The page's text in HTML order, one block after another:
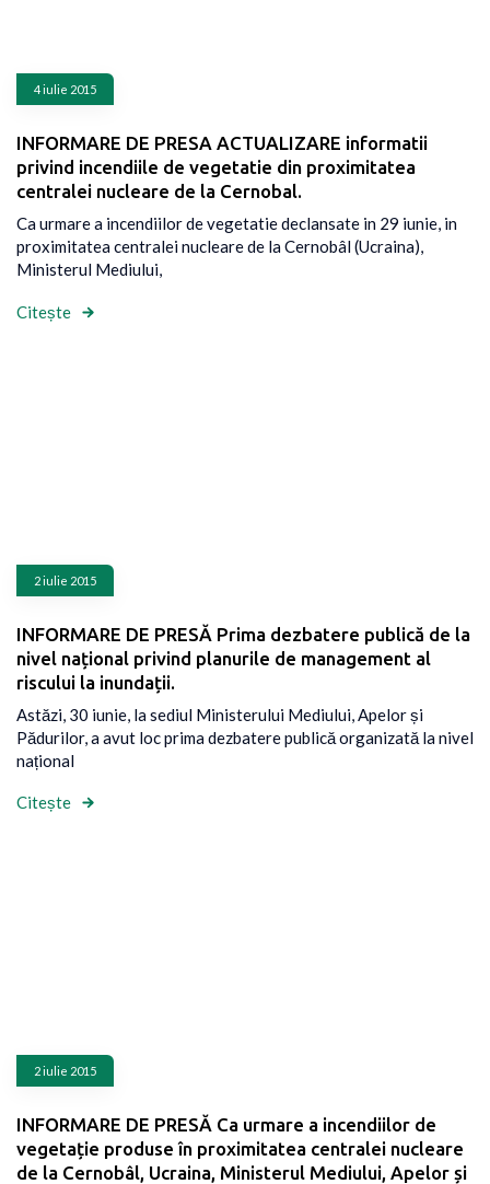
4 iulie 2015
INFORMARE DE PRESA ACTUALIZARE informatii
privind incendiile de vegetatie din proximitatea
centralei nucleare de la Cernobal.
Ca urmare a incendiilor de vegetatie declansate in 29 iunie, in
proximitatea centralei nucleare de la Cernobâl (Ucraina),
Ministerul Mediului,
Citește
2 iulie 2015
INFORMARE DE PRESĂ Prima dezbatere publică de la
nivel național privind planurile de management al
riscului la inundații.
Astăzi, 30 iunie, la sediul Ministerului Mediului, Apelor și
Pădurilor, a avut loc prima dezbatere publică organizată la nivel
național
Citește
2 iulie 2015
INFORMARE DE PRESĂ Ca urmare a incendiilor de
vegetație produse în proximitatea centralei nucleare
de la Cernobâl, Ucraina, Ministerul Mediului, Apelor și